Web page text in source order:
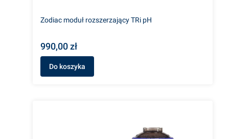
Zodiac moduł rozszerzający TRi pH
990,00 zł
Do koszyka